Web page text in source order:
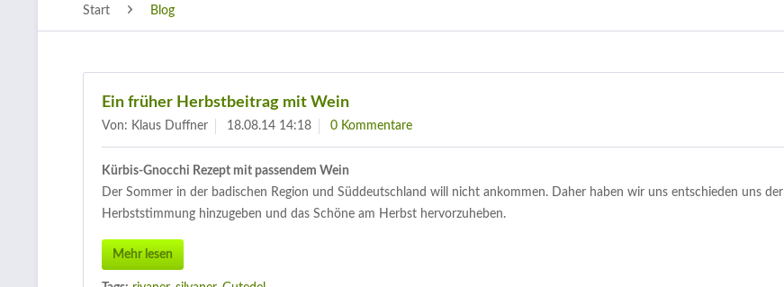
Start Blog
Ein früher Herbstbeitrag mit Wein
Von: Klaus Duffner 18.08.14 14:18 0 Kommentare
Kürbis-Gnocchi Rezept mit passendem Wein
Der Sommer in der badischen Region und Süddeutschland will nicht ankommen. Daher haben wir uns entschieden uns der
Herbststimmung hinzugeben und das Schöne am Herbst hervorzuheben.
Mehr lesen